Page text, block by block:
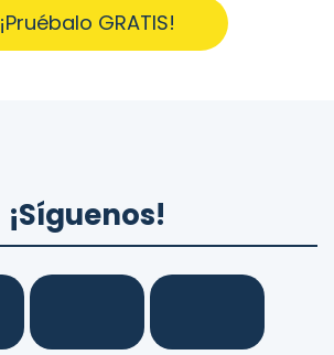
¡Pruébalo GRATIS!
¡Síguenos!